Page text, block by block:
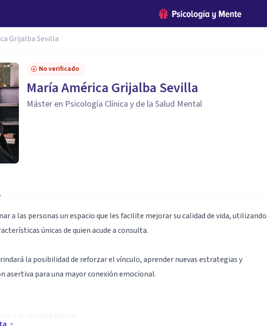
Grijalba Sevilla
No verificado
María América Grijalba Sevilla
Máster en Psicología Clínica y de la Salud Mental
a las personas un espacio que les facilite mejorar su calidad de vida, utilizando
únicas de quien acude a consulta.
la posibilidad de reforzar el vínculo, aprender nuevas estrategias y
asertiva para una mayor conexión emocional.